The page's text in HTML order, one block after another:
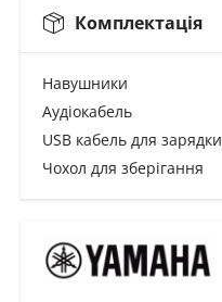
Комплектація
Навушники
Аудіокабель
USB кабель для зарядки
Чохол для зберігання